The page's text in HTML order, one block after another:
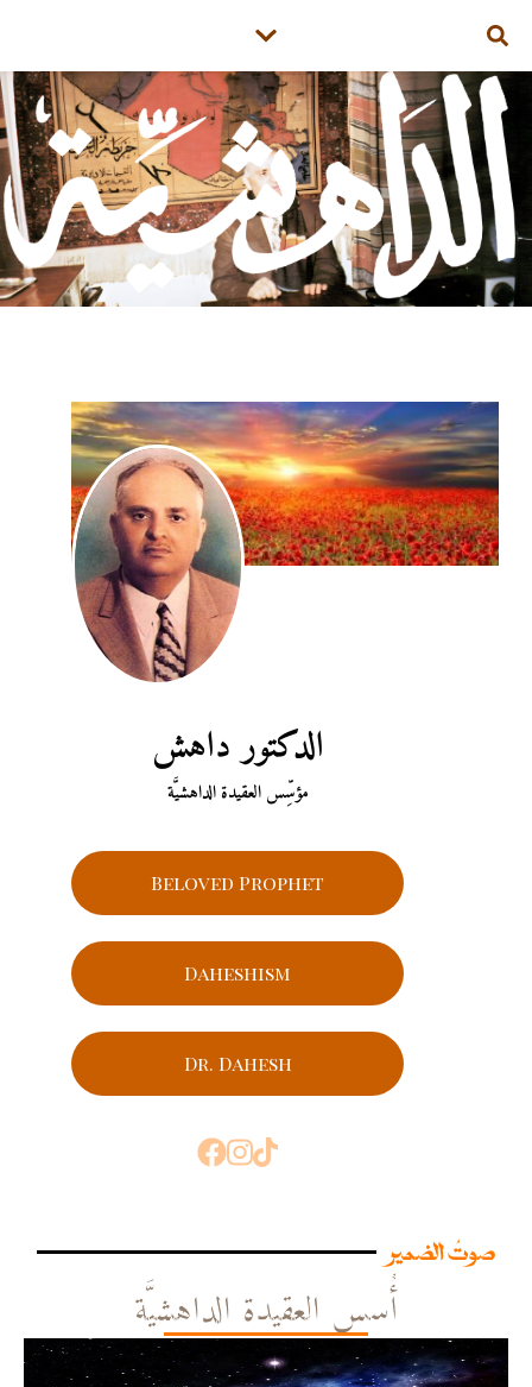
الدكتور داهش
مؤسِّس العقيدة الداهشيَّة
Beloved Prophet
Daheshism
Dr. Dahesh
صوتُ الضمير
أُسس العقيدة الداهشيَّة